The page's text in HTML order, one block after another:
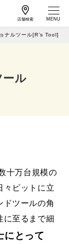
店舗検索
ジンの
ン
ナルツール[R’s Tool]
ール
十万台規模の
々ピットに立
ドツールの角
に至るまで細
にとって